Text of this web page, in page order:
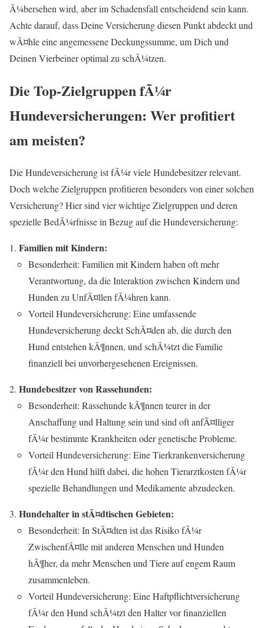
Ã¼bersehen wird, aber im Schadensfall entscheidend sein kann.
Achte darauf, dass Deine Versicherung diesen Punkt abdeckt und
wÃ¤hle eine angemessene Deckungssumme, um Dich und
Deinen Vierbeiner optimal zu schÃ¼tzen.
Die Top-Zielgruppen fÃ¼r
Hundeversicherungen: Wer profitiert
am meisten?
Die Hundeversicherung ist fÃ¼r viele Hundebesitzer relevant.
Doch welche Zielgruppen profitieren besonders von einer solchen
Versicherung? Hier sind vier wichtige Zielgruppen und deren
spezielle BedÃ¼rfnisse in Bezug auf die Hundeversicherung:
Familien mit Kindern:
Besonderheit: Familien mit Kindern haben oft mehr
Verantwortung, da die Interaktion zwischen Kindern und
Hunden zu UnfÃ¤llen fÃ¼hren kann.
Vorteil Hundeversicherung: Eine umfassende
Hundeversicherung deckt SchÃ¤den ab, die durch den
Hund entstehen kÃ¶nnen, und schÃ¼tzt die Familie
finanziell bei unvorhergesehenen Ereignissen.
Hundebesitzer von Rassehunden:
Besonderheit: Rassehunde kÃ¶nnen teurer in der
Anschaffung und Haltung sein und sind oft anfÃ¤lliger
fÃ¼r bestimmte Krankheiten oder genetische Probleme.
Vorteil Hundeversicherung: Eine Tierkrankenversicherung
fÃ¼r den Hund hilft dabei, die hohen Tierarztkosten fÃ¼r
spezielle Behandlungen und Medikamente abzudecken.
Hundehalter in stÃ¤dtischen Gebieten:
Besonderheit: In StÃ¤dten ist das Risiko fÃ¼r
ZwischenfÃ¤lle mit anderen Menschen und Hunden
hÃ¶her, da mehr Menschen und Tiere auf engem Raum
zusammenleben.
Vorteil Hundeversicherung: Eine Haftpflichtversicherung
fÃ¼r den Hund schÃ¼tzt den Halter vor finanziellen